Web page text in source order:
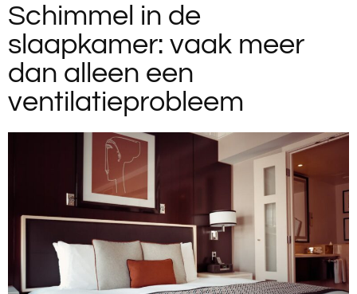
Schimmel in de
slaapkamer: vaak meer
dan alleen een
ventilatieprobleem